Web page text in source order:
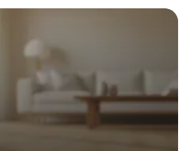
le cercle chromatique